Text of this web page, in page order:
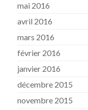
mai 2016
avril 2016
mars 2016
février 2016
janvier 2016
décembre 2015
novembre 2015